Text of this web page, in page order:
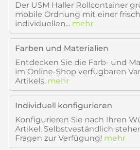
Der USM Haller Rollcontainer
mobile Ordnung mit einer
individuellen... mehr
Farben und Materialien
Entdecken Sie die Farb- und
im Online-Shop verfügbaren
Artikels. mehr
Individuell konfigurieren
Konfigurieren Sie nach Ihren
Artikel. Selbstveständlich
Fragen zur Verfügung! mehr